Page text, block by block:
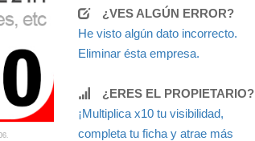
¿VES ALGÚN ERROR?
He visto algún dato incorrecto.
Eliminar ésta empresa.
¿ERES EL PROPIETARIO?
¡Multiplica x10 tu visibilidad,
completa tu ficha y atrae más